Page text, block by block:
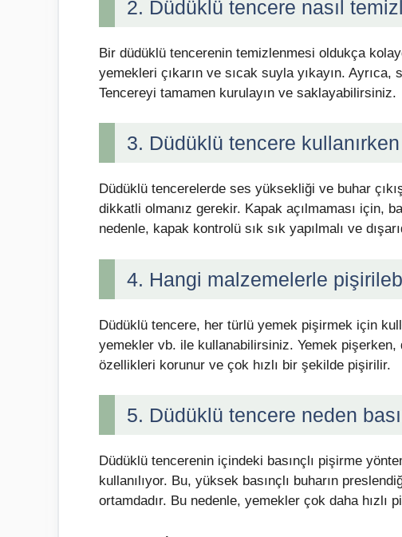
2. Düdüklü tencere nasıl
Bir düdüklü tencerenin temizlenmesi oldukça
yemekleri çıkarın ve sıcak suyla yıkayın.
Tencereyi tamamen kurulayın ve saklayabilirsiniz.
3. Düdüklü tencere
Düdüklü tencerelerde ses yüksekliği ve buhar
dikkatli olmanız gerekir. Kapak açılmaması için,
nedenle, kapak kontrolü sık sık yapılmalı ve
4. Hangi malzemelerle
Düdüklü tencere, her türlü yemek pişirmek için
yemekler vb. ile kullanabilirsiniz. Yemek pişerken,
özellikleri korunur ve çok hızlı bir şekilde pişirilir.
5. Düdüklü tencere neden
Düdüklü tencerenin içindeki basınçlı pişirme
kullanılıyor. Bu, yüksek basınçlı buharın
ortamdadır. Bu nedenle, yemekler çok daha hızlı